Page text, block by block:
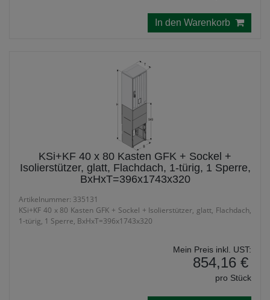
In den Warenkorb
KSi+KF 40 x 80 Kasten GFK + Sockel +
Isolierstützer, glatt, Flachdach, 1-türig, 1 Sperre,
BxHxT=396x1743x320
Artikelnummer: 335131
KSi+KF 40 x 80 Kasten GFK + Sockel + Isolierstützer, glatt, Flachdach,
1-türig, 1 Sperre, BxHxT=396x1743x320
Mein Preis inkl. UST:
854,16 €
pro Stück